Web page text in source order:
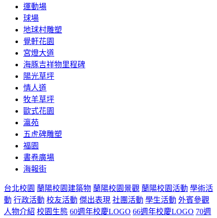
運動場
球場
地球村雕塑
覺軒花園
宮燈大道
海豚吉祥物里程碑
陽光草坪
情人道
牧羊草坪
歐式花園
瀛苑
五虎碑雕塑
福園
書卷廣場
海報街
台北校園 蘭陽校園建築物 蘭陽校園景觀 蘭陽校園活動 學術活
動 行政活動 校友活動 傑出表現 社團活動 學生活動 外賓參觀
人物介紹 校園生態 60週年校慶LOGO 66週年校慶LOGO 70週